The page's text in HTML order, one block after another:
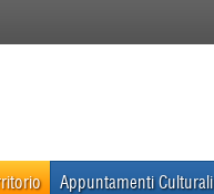
Appuntamenti Culturali